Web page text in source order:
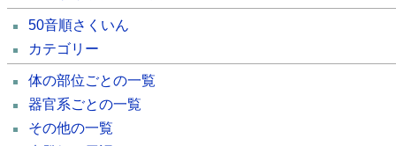
50音順さくいん
カテゴリー
体の部位ごとの一覧
器官系ごとの一覧
その他の一覧